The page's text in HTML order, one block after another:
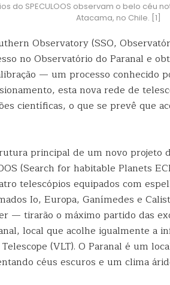
do SPECULOOS observam o belo céu
Atacama, no Chile. [1]
Observatory (SSO,
no Observatório do Paranal e
— um processo conhecido
esta nova rede de
científicas, o que se prevê que
principal de um novo projeto
(Search for habitable Planets
telescópios equipados com
Io, Europa, Ganímedes e
— tirarão o máximo partido das
local que acolhe igualmente a
(VLT). O Paranal é um
céus escuros e um clima